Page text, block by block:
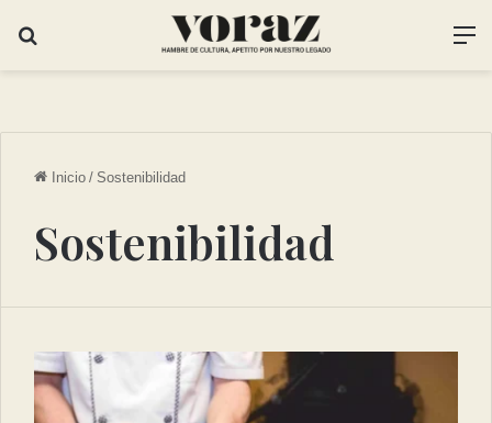
Inicio / Sostenibilidad
Sostenibilidad